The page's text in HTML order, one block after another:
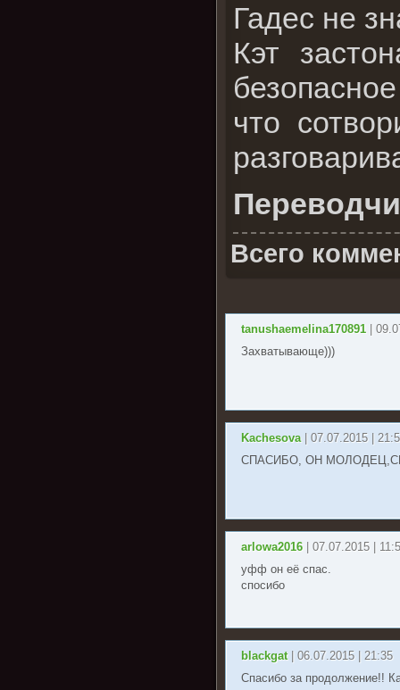
Гадес не
Кэт
что
Всего
tanushaemelina170891 |
Захватывающе)))
Kachesova | 07.07.2015 |
СПАСИБО, ОН
arlowa2016 | 07.07.2015 |
уфф он её спас.
спосибо
blackgat | 06.07.2015 | 21:35
Спасибо за продолжение!!